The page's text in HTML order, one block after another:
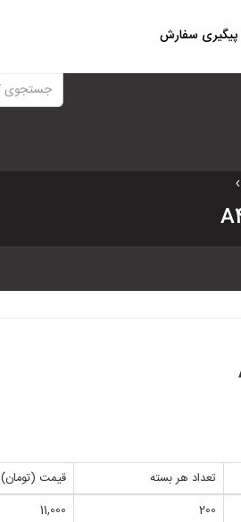
پیگیری سفارش
›
تعداد هر بسته
قیمت (تومان)
200
11,000